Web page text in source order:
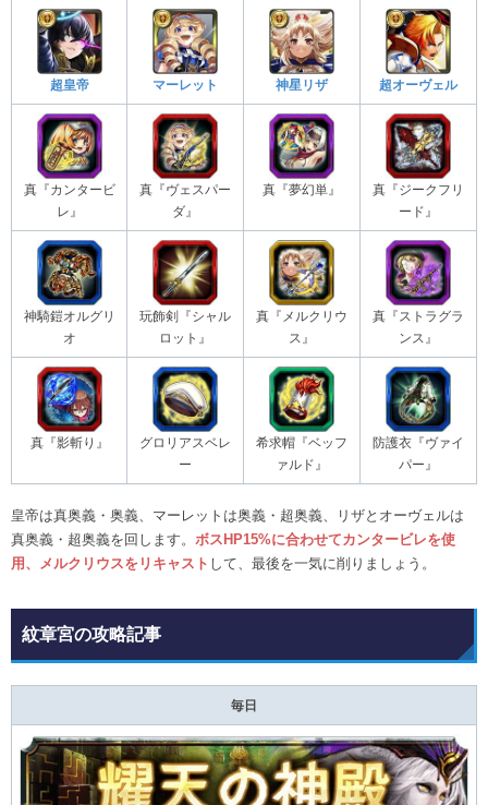
超皇帝 マーレット 神星リザ 超オーヴェル
真『カンタービ
レ』
真『ヴェスパー
ダ』
真『夢幻単』
真『ジークフリ
ード』
神騎鎧オルグリ
オ
玩飾剣『シャル
ロット』
真『メルクリウ
ス』
真『ストラグラ
ンス』
真『影斬り』
グロリアスベレ
ー
希求帽『ベッフ
ァルド』
防護衣『ヴァイ
パー』
皇帝は真奥義・奥義、マーレットは奥義・超奥義、リザとオーヴェルは
真奥義・超奥義を回します。 ボスHP15%に合わせてカンタービレを使
用、メルクリウスをリキャスト して、最後を一気に削りましょう。
紋章宮の攻略記事
毎日